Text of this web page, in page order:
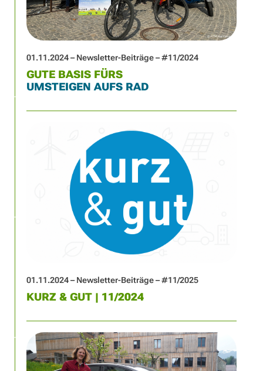
01.11.2024 – Newsletter-Beiträge – #11/2024
GUTE BASIS FÜRS
UMSTEIGEN AUFS RAD
01.11.2024 – Newsletter-Beiträge – #11/2025
KURZ & GUT | 11/2024